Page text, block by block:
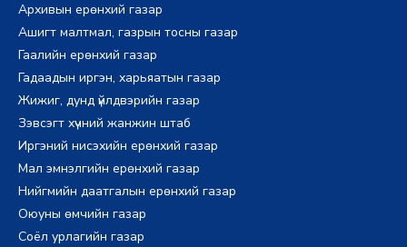
Архивын ерөнхий газар
Ашигт малтмал, газрын тосны газар
Гаалийн ерөнхий газар
Гадаадын иргэн, харьяатын газар
Жижиг, дунд үйлдвэрийн газар
Зэвсэгт хүчний жанжин штаб
Иргэний нисэхийн ерөнхий газар
Мал эмнэлгийн ерөнхий газар
Нийгмийн даатгалын ерөнхий газар
Оюуны өмчийн газар
Соёл урлагийн газар